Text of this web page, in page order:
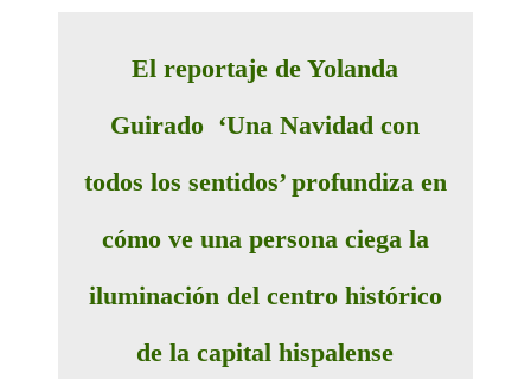
El reportaje de Yolanda
Guirado ‘Una Navidad con
todos los sentidos’ profundiza en
cómo ve una persona ciega la
iluminación del centro histórico
de la capital hispalense